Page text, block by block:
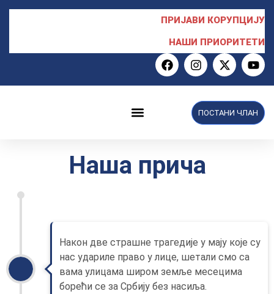
ПРИЈАВИ КОРУПЦИЈУ
НАШИ ПРИОРИТЕТИ
ПОСТАНИ ЧЛАН
Наша прича
Након две страшне трагедије у мају које су
нас удариле право у лице, шетали смо са
вама улицама широм земље месецима
борећи се за Србију без насиља.